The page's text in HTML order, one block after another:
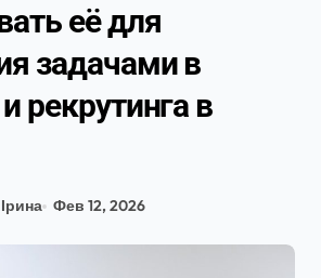
её для
задачами в
рекрутинга в
Фев 12, 2026